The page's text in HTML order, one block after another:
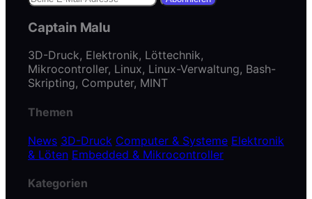
Captain Malu
3D-Druck, Elektronik, Löttechnik,
Mikrocontroller, Linux, Linux-Verwaltung, Bash-
Skripting, Computer, MINT
Themen
News 3D-Druck Computer & Systeme Elektronik
& Löten Embedded & Mikrocontroller
Kategorien